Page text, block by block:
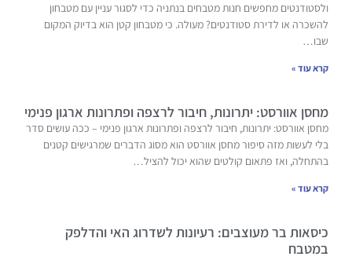
ולסטודנטים מחפשים חנות מטבחים בנתניה כדי לסגור עניין עם מטבחון
להשכרה או לדירת סטודנטים? מעולה. כי מטבחון קטן הוא בדיוק המקום
שבו…
קרא עוד »
מחסן אוורסט: יתרונות, חיבור לרצפה ופתרונות ארגון פנימי
מחסן אוורסט: יתרונות, חיבור לרצפה ופתרונות ארגון פנימי – ככה עושים סדר
בלי לעשות מזה סיפור מחסן אוורסט הוא מסוג הדברים שמרגישים קטנים
בהתחלה, ואז פתאום קולטים שהוא יכול להציל…
קרא עוד »
כיסאות בר מעוצבים: רעיונות לשדרוג האי והדלפק
במטבח